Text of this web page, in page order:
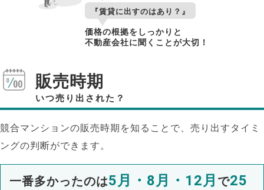
『賃貸に出すのはあり？』
価格の根拠をしっかりと
不動産会社に聞くことが大切！
販売時期
いつ売り出された？
競合マンションの販売時期を知ることで、売り出すタイミ
ングの判断ができます。
一番多かったのは5月・8月・12月 で25